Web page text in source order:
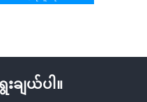
ချယ်ပါ။